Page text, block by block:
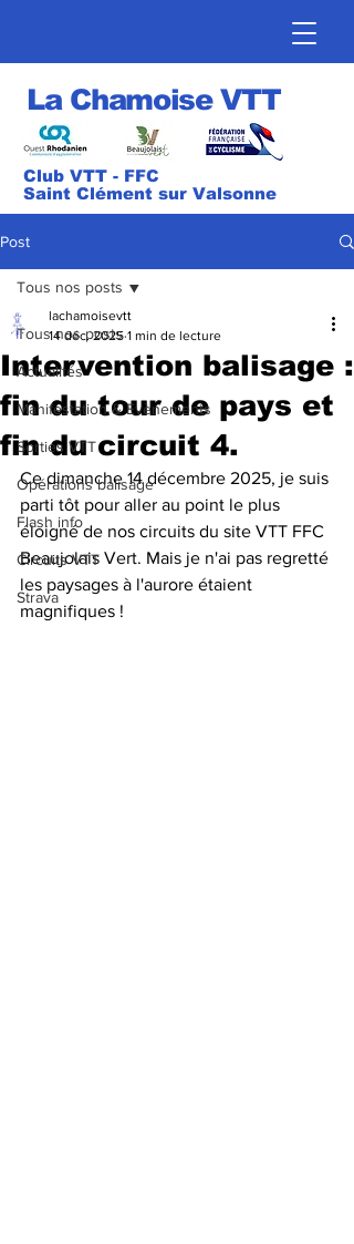
La Chamoise VTT
Club VTT - FFC
Saint Clément sur Valsonne
Post
Tous nos posts
Actualités
Manifestation & Evènements
Sorties VTT
Opérations balisage
Flash info
Circuits VTT
Strava
Tous nos posts
Intervention balisage :
fin du tour de pays et
fin du circuit 4.
lachamoisevtt
14 déc. 2025 1 min de lecture
Ce dimanche 14 décembre 2025, je suis
parti tôt pour aller au point le plus
éloigné de nos circuits du site VTT FFC
Beaujolais Vert. Mais je n'ai pas regretté
les paysages à l'aurore étaient
magnifiques !